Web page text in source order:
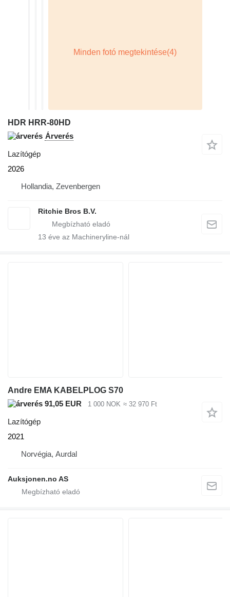
HDR HRR-80HD
Árverés
Lazítógép
2026
Hollandia, Zevenbergen
Ritchie Bros B.V.
13 éve az Machineryline-nál
Andre EMA KABELPLOG S70
91,05 EUR
1 000 NOK ≈ 32 970 Ft
Lazítógép
2021
Norvégia, Aurdal
Auksjonen.no AS